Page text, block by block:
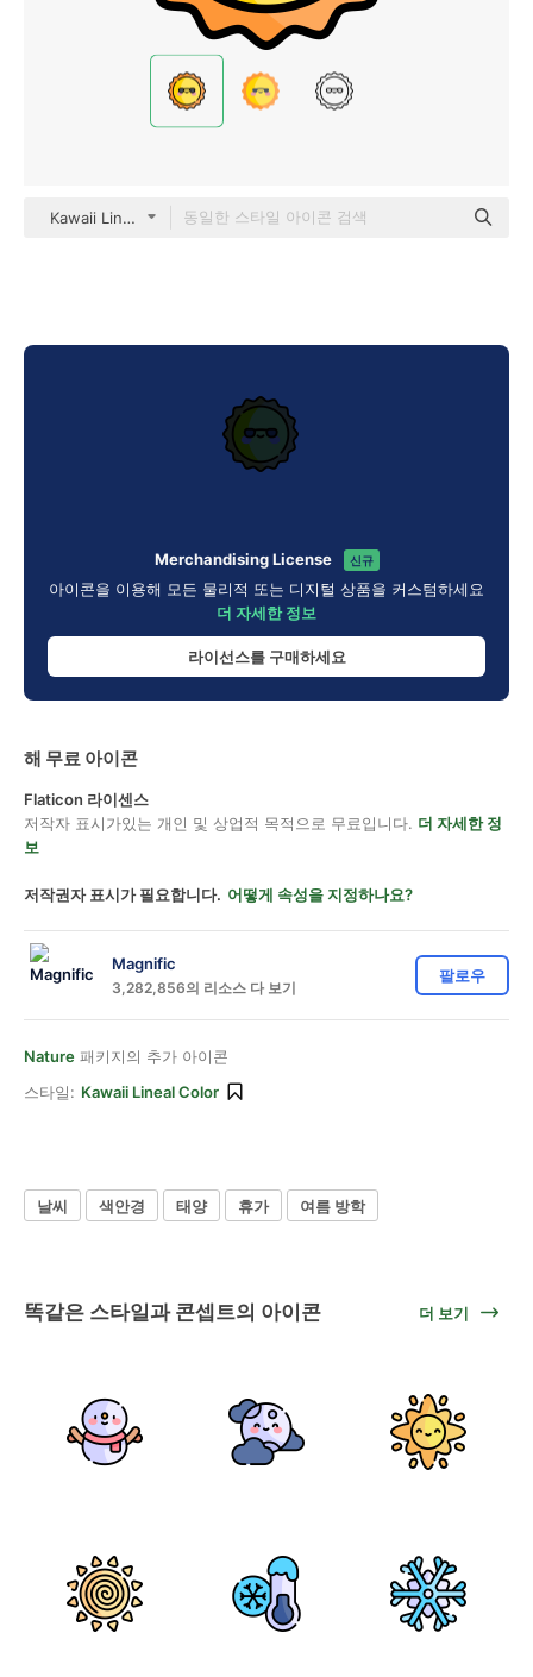
Kawaii Lineal color
Merchandising License 신규
아이콘을 이용해 모든 물리적 또는 디지털 상품을 커스텀하세요
더 자세한 정보
라이선스를 구매하세요
해 무료 아이콘
Flaticon 라이센스
저작자 표시가있는 개인 및 상업적 목적으로 무료입니다. 더 자세한 정
보
저작권자 표시가 필요합니다. 어떻게 속성을 지정하나요?
Magnific
3,282,856의 리소스 다 보기
팔로우
Nature 패키지의 추가 아이콘
스타일: Kawaii Lineal Color
날씨 색안경 태양 휴가 여름 방학
똑같은 스타일과 콘셉트의 아이콘 더 보기